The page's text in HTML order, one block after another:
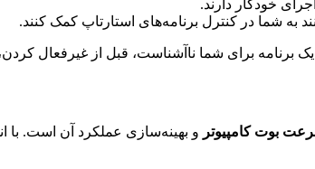
خودکار دارند.
برنامه برای شما ناآشناست، قبل از غیرفعال
بوت کامپیوتر و بهینه‌سازی عملکرد آن است. با